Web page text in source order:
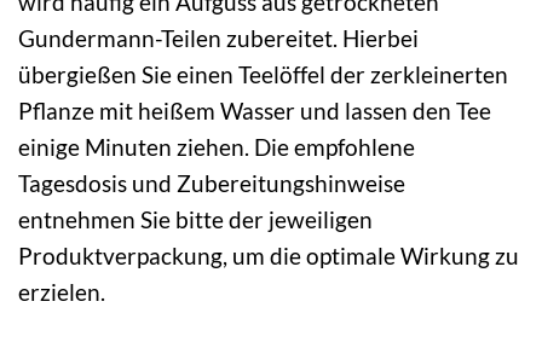
Gundermann-Teilen zubereitet. Hierbei
übergießen Sie einen Teelöffel der zerkleinerten
Pflanze mit heißem Wasser und lassen den Tee
einige Minuten ziehen. Die empfohlene
Tagesdosis und Zubereitungshinweise
entnehmen Sie bitte der jeweiligen
Produktverpackung, um die optimale Wirkung zu
erzielen.